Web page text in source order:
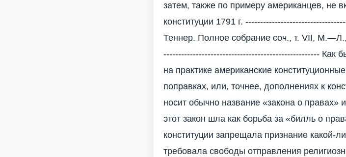
затем, также по примеру американцев, не
конституции 1791 г.
Теннер. Полное собрание соч., т. VII,
----------------------------------------------------- Как
на практике американские
поправках, или, точнее, дополнениях к
носит обычно название «закона о правах»
этот закон шла как борьба за «билль о
конституции запрещала признание какой-
требовала свободы отправления